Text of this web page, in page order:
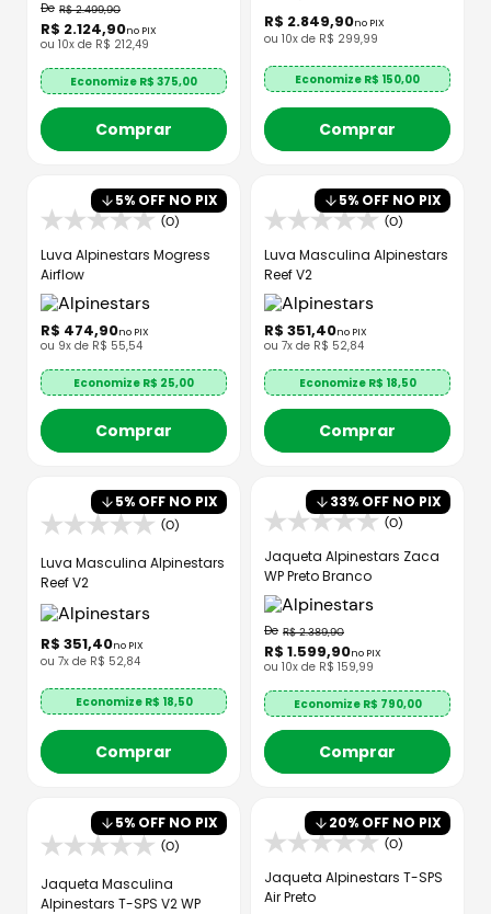
R$ 2.499,90
R$ 2.124,90no PIX
ou 10x de R$ 212,49
Economize R$ 375,00
Comprar
R$ 2.849,90no PIX
ou 10x de R$ 299,99
Economize R$ 150,00
Comprar
5% OFF NO PIX
(0)
Luva Alpinestars Mogress
Airflow
R$ 474,90no PIX
ou 9x de R$ 55,54
Economize R$ 25,00
Comprar
5% OFF NO PIX
(0)
Luva Masculina Alpinestars
Reef V2
R$ 351,40no PIX
ou 7x de R$ 52,84
Economize R$ 18,50
Comprar
5% OFF NO PIX
(0)
Luva Masculina Alpinestars
Reef V2
R$ 351,40no PIX
ou 7x de R$ 52,84
Economize R$ 18,50
Comprar
33% OFF NO PIX
(0)
Jaqueta Alpinestars Zaca
WP Preto Branco
R$ 2.389,90
R$ 1.599,90no PIX
ou 10x de R$ 159,99
Economize R$ 790,00
Comprar
5% OFF NO PIX
(0)
Jaqueta Masculina
Alpinestars T-SPS V2 WP
20% OFF NO PIX
(0)
Jaqueta Alpinestars T-SPS
Air Preto